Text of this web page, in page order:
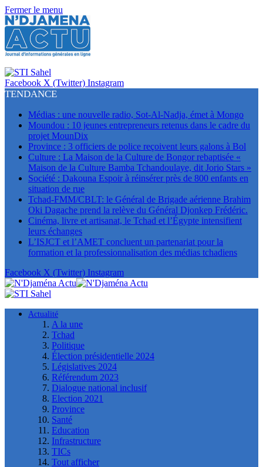
Fermer le menu
Facebook X (Twitter) Instagram
TENDANCE
Médias : une nouvelle radio, Sot-Al-Nadja, émet à Mongo
Moundou : 10 jeunes entrepreneurs retenus dans le cadre du
projet MounDix
Province : 3 officiers de police reçoivent leurs galons à Bol
Culture : La Maison de la Culture de Bongor rebaptisée «
Maison de la Culture Bamba Tchandoulaye, dit Jorio Stars »
Société : Dakouna Espoir à réinsérer près de 800 enfants en
situation de rue
Tchad-FMM/CBLT: le Général de Brigade aérienne Brahim
Oki Dagache prend la relève du Général Djonkep Frédéric.
Cinéma, livre et artisanat, le Tchad et l’Égypte intensifient
leurs échanges
L’ISJCT et l’AMET concluent un partenariat pour la
formation et la professionnalisation des médias tchadiens
Facebook X (Twitter) Instagram
Actualité
A la une
Tchad
Politique
Élection présidentielle 2024
Législatives 2024
Référendum 2023
Dialogue national inclusif
Election 2021
Province
Santé
Education
Infrastructure
TICs
Tout afficher